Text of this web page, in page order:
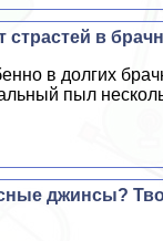
страстей в
в долгих
пыл
джинсы?